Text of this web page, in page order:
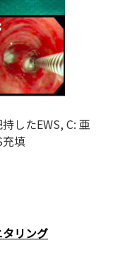
したEWS, C: 亜
填
リング